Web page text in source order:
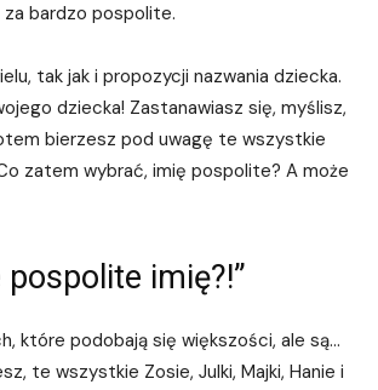
bardzo pospolite.
tak jak i propozycji nazwania dziecka.
dziecka! Zastanawiasz się, myślisz,
bierzesz pod uwagę te wszystkie
zatem wybrać, imię pospolite? A może
pospolite imię?!”
które podobają się większości, ale są…
te wszystkie Zosie, Julki, Majki, Hanie i